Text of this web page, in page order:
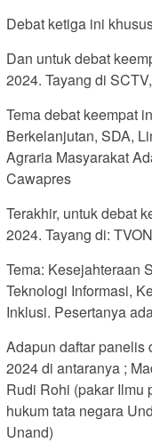
Debat ketiga ini
Dan untuk debat
2024. Tayang di
Tema debat keempat
Berkelanjutan, SDA,
Agraria Masyarakat
Cawapres
Terakhir, untuk debat
2024. Tayang di:
Tema: Kesejahteraan
Teknologi Informasi,
Inklusi. Pesertanya
Adapun daftar panelis
2024 di antaranya ;
Rudi Rohi (pakar Ilmu
hukum tata negara
Unand)